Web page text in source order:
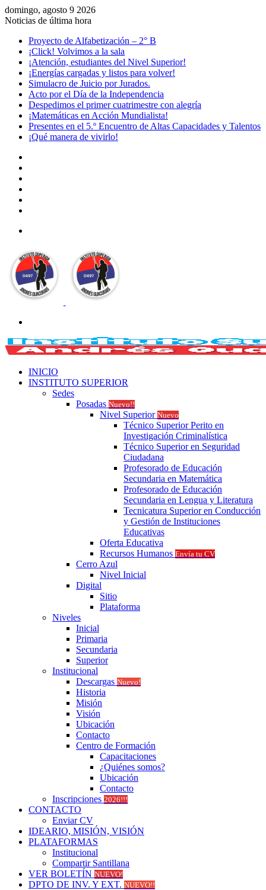
domingo, agosto 9 2026
Noticias de última hora
Proyecto de Alfabetización – 2° B
¡Click! Volvimos a la sala
¡Atención, estudiantes del Nivel Superior!
¡Energías cargadas y listos para volver!
Simulacro de Juicio por Jurados.
Acto por el Día de la Independencia
Despedimos el primer cuatrimestre con alegría
¡Matemáticas en Acción Mundialista!
Presentes en el 5.º Encuentro de Altas Capacidades y Talentos
¡Qué manera de vivirlo!
INICIO
INSTITUTO SUPERIOR
Sedes
Posadas Nuevo!!
Nivel Superior Nuevo
Técnico Superior Perito en
Investigación Criminalística
Técnico Superior en Seguridad
Ciudadana
Profesorado de Educación
Secundaria en Matemática
Profesorado de Educación
Secundaria en Lengua y Literatura
Tecnicatura Superior en Conducción
y Gestión de Instituciones
Educativas
Oferta Educativa
Recursos Humanos Envía tu CV
Cerro Azul
Nivel Inicial
Digital
Sitio
Plataforma
Niveles
Inicial
Primaria
Secundaria
Superior
Institucional
Descargas Nuevo!
Historia
Misión
Visión
Ubicación
Contacto
Centro de Formación
Capacitaciones
¿Quiénes somos?
Ubicación
Contacto
Inscripciones 2026!!!
CONTACTO
Enviar CV
IDEARIO, MISIÓN, VISIÓN
PLATAFORMAS
Institucional
Compartir Santillana
VER BOLETÍN NUEVO!
DPTO DE INV. Y EXT. NUEVO!!